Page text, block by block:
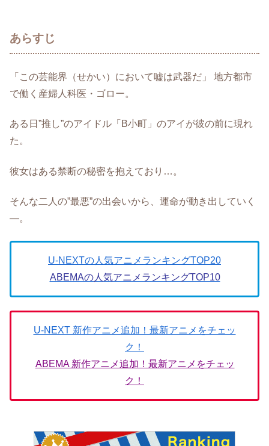
あらすじ
「この芸能界（せかい）において嘘は武器だ」 地方都市
で働く産婦人科医・ゴロー。
ある日”推し”のアイドル「B小町」のアイが彼の前に現れ
た。
彼女はある禁断の秘密を抱えており…。
そんな二人の”最悪”の出会いから、運命が動き出していく
―。
U-NEXTの人気アニメランキングTOP20
ABEMAの人気アニメランキングTOP10
U-NEXT 新作アニメ追加！最新アニメをチェッ
ク！
ABEMA 新作アニメ追加！最新アニメをチェッ
ク！